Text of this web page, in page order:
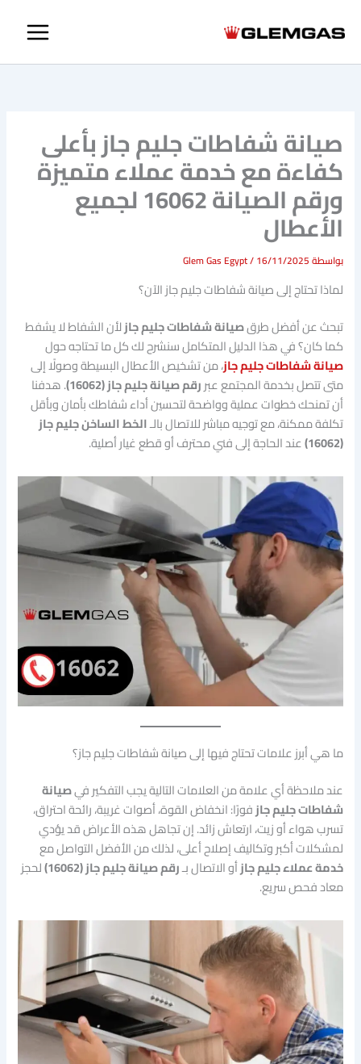
صيانة شفاطات جليم جاز بأعلى
كفاءة مع خدمة عملاء متميزة
ورقم الصيانة 16062 لجميع
الأعطال
بواسطة Glem Gas Egypt/16/11/2025
لماذا تحتاج إلى صيانة شفاطات جليم جاز الآن؟
تبحث عن أفضل طرقصيانة شفاطات جليم جازلأن الشفاط لا يشفط
كما كان؟ في هذا الدليل المتكامل سنشرح لك كل ما تحتاجه حول
صيانة شفاطات جليم جاز، من تشخيص الأعطال البسيطة وصولًا إلى
متى تتصل بخدمة المجتمع عبررقم صيانة جليم جاز (16062)
. هدفنا
أن تمنحك خطوات عملية وواضحة لتحسين أداء شفاطك بأمان وبأقل
تكلفة ممكنة، مع توجيه مباشر للاتصال بالـالخط الساخن جليم جاز
(16062)
عند الحاجة إلى فني محترف أو قطع غيار أصلية.
ما هي أبرز علامات تحتاج فيها إلى صيانة شفاطات جليم جاز؟
عند ملاحظة أي علامة من العلامات التالية يجب التفكير فيصيانة
شفاطات جليم جازفورًا: انخفاض القوة، أصوات غريبة، رائحة احتراق،
تسرب هواء أو زيت، ارتعاش زائد. إن تجاهل هذه الأعراض قد يؤدي
لمشكلات أكبر وتكاليف إصلاح أعلى، لذلك من الأفضل التواصل مع
خدمة عملاء جليم جازأو الاتصال بـرقم صيانة جليم جاز (16062)
لحجز
معاد فحص سريع.